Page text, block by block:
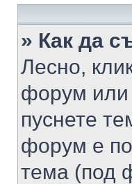
» Как да
Лесно,
форум или
пуснете
форум е
тема (под